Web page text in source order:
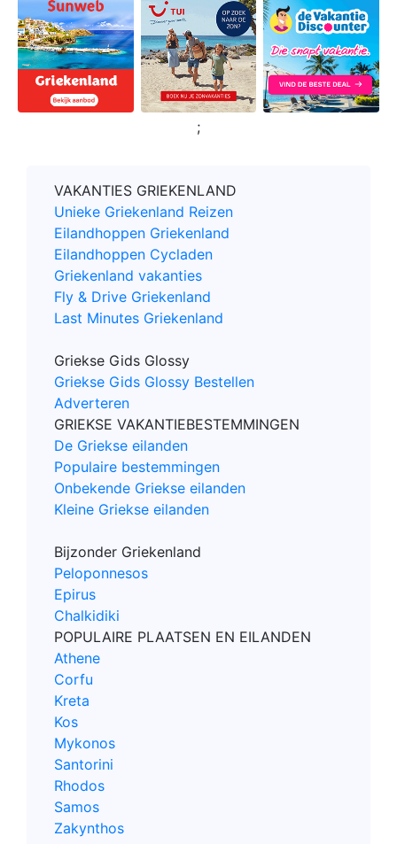
;
VAKANTIES GRIEKENLAND
Unieke Griekenland Reizen
Eilandhoppen Griekenland
Eilandhoppen Cycladen
Griekenland vakanties
Fly & Drive Griekenland
Last Minutes Griekenland
Griekse Gids Glossy
Griekse Gids Glossy Bestellen
Adverteren
GRIEKSE VAKANTIEBESTEMMINGEN
De Griekse eilanden
Populaire bestemmingen
Onbekende Griekse eilanden
Kleine Griekse eilanden
Bijzonder Griekenland
Peloponnesos
Epirus
Chalkidiki
POPULAIRE PLAATSEN EN EILANDEN
Athene
Corfu
Kreta
Kos
Mykonos
Santorini
Rhodos
Samos
Zakynthos